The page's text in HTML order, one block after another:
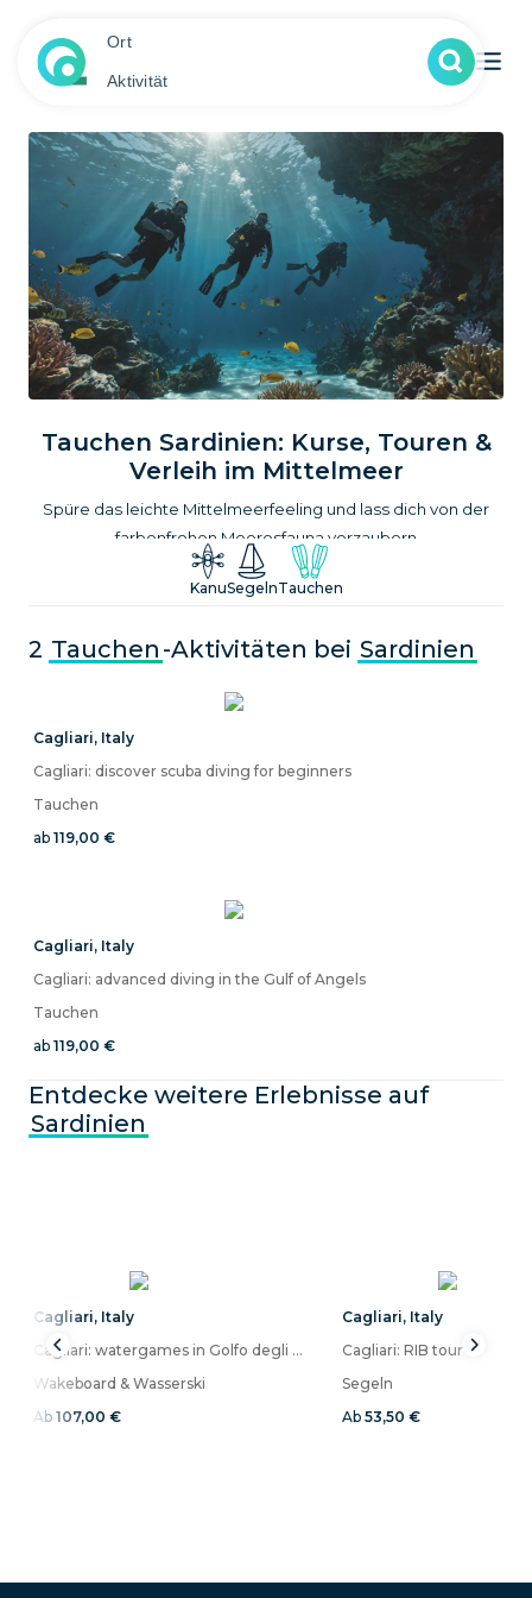
Ort
Aktivität
Tauchen Sardinien: Kurse, Touren &
Verleih im Mittelmeer
Spüre das leichte Mittelmeerfeeling und lass dich von der
farbenfrohen Meeresfauna verzaubern
KanuSegelnTauchen
2 Tauchen -Aktivitäten bei Sardinien
Cagliari, Italy
Cagliari: discover scuba diving for beginners
Tauchen
ab 119,00 €
Cagliari, Italy
Cagliari: advanced diving in the Gulf of Angels
Tauchen
ab 119,00 €
Entdecke weitere Erlebnisse auf
Sardinien
Cagliari, Italy
Cagliari: watergames in Golfo degli Angeli
Wakeboard & Wasserski
Ab 107,00 €
Cagliari, Italy
Cagliari: RIB tour
Segeln
Ab 53,50 €